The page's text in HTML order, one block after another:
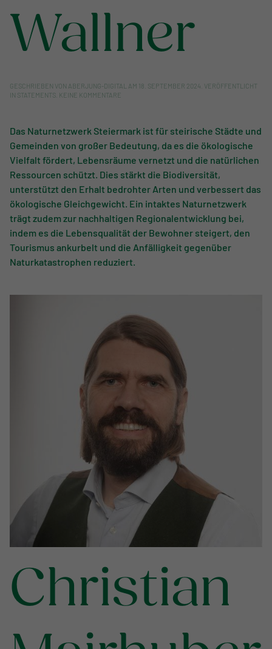
Wallner
GESCHRIEBEN VON ABERJUNG-DIGITAL AM 18. SEPTEMBER 2024 . VERÖFFENTLICHT
IN STATEMENTS KEINE KOMMENTARE
Das Naturnetzwerk Steiermark ist für steirische Städte und
Gemeinden von großer Bedeutung, da es die ökologische
Vielfalt fördert, Lebensräume vernetzt und die natürlichen
Ressourcen schützt. Dies stärkt die Biodiversität,
unterstützt den Erhalt bedrohter Arten und verbessert das
ökologische Gleichgewicht. Ein intaktes Naturnetzwerk
trägt zudem zur nachhaltigen Regionalentwicklung bei,
indem es die Lebensqualität der Bewohner steigert, den
Tourismus ankurbelt und die Anfälligkeit gegenüber
Naturkatastrophen reduziert.
Christian